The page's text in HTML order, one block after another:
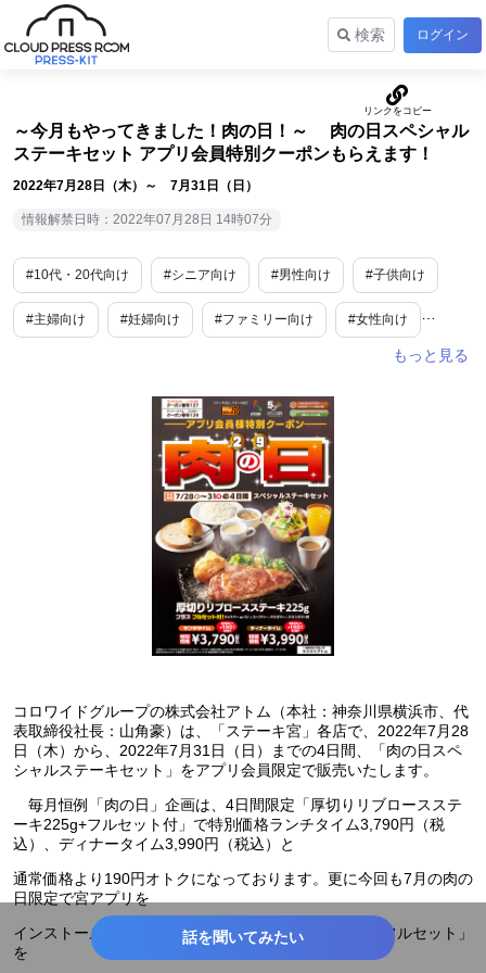
検索 ログイン
～今月もやってきました！肉の日！～ 肉の日スペシャル
ステーキセット アプリ会員特別クーポンもらえます！
2022年7月28日（木）～ 7月31日（日）
情報解禁日時：2022年07月28日 14時07分
#10代・20代向け #シニア向け #男性向け #子供向け
#主婦向け #妊婦向け #ファミリー向け #女性向け
コロワイドグループの株式会社アトム（本社：神奈川県横浜市、代
表取締役社長：山角豪）は、「ステーキ宮」各店で、2022年7月28
日（木）から、2022年7月31日（日）までの4日間、「肉の日スペ
シャルステーキセット」をアプリ会員限定で販売いたします。
毎月恒例「肉の日」企画は、4日間限定「厚切りリブロースステ
ーキ225g+フルセット付」で特別価格ランチタイム3,790円（税
込）、ディナータイム3,990円（税込）と
通常価格より190円オトクになっております。更に今回も7月の肉の
日限定で宮アプリを
インストールしていただいた方には「宮ロース180g＋フルセット」
を
話を聞いてみたい